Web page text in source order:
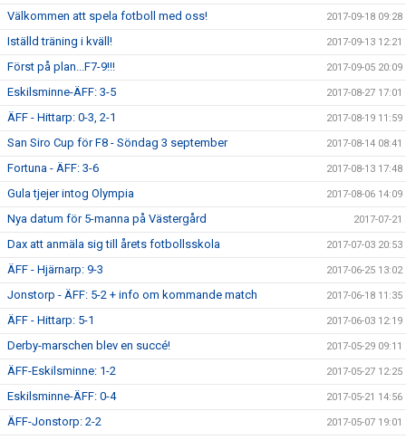
Välkommen att spela fotboll med oss! 2017-09-18 09:28
Iställd träning i kväll! 2017-09-13 12:21
Först på plan...F7-9!!! 2017-09-05 20:09
Eskilsminne-ÄFF: 3-5 2017-08-27 17:01
ÄFF - Hittarp: 0-3, 2-1 2017-08-19 11:59
San Siro Cup för F8 - Söndag 3 september 2017-08-14 08:41
Fortuna - ÄFF: 3-6 2017-08-13 17:48
Gula tjejer intog Olympia 2017-08-06 14:09
Nya datum för 5-manna på Västergård 2017-07-21
Dax att anmäla sig till årets fotbollsskola 2017-07-03 20:53
ÄFF - Hjärnarp: 9-3 2017-06-25 13:02
Jonstorp - ÄFF: 5-2 + info om kommande match 2017-06-18 11:35
ÄFF - Hittarp: 5-1 2017-06-03 12:19
Derby-marschen blev en succé! 2017-05-29 09:11
ÄFF-Eskilsminne: 1-2 2017-05-27 12:25
Eskilsminne-ÄFF: 0-4 2017-05-21 14:56
ÄFF-Jonstorp: 2-2 2017-05-07 19:01